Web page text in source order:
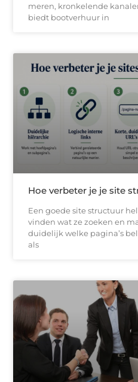
meren, kronkelende
biedt bootverhuur in
Hoe verbeter je je site
Een goede site structuur
vinden wat ze zoeken en
duidelijk welke pagina’s
als